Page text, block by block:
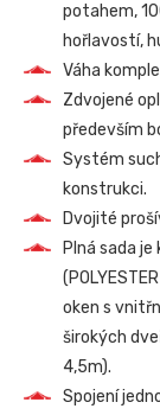
potahem,
hořlavostí,
Váha
Zdvojené
především
Systém
konstrukci.
Dvojité
Plná sada
oken s
širokých
4,5m).
Spojení